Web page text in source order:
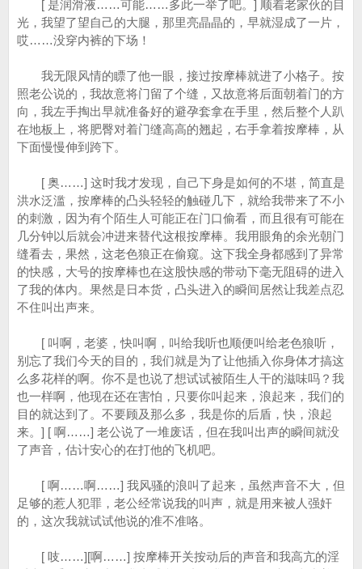
[ 是润滑液……可能……多此一举了吧。] 顺着老家伙的目
光，我望了望自己的大腿，那里亮晶晶的，早就湿成了一片，
哎……没穿内裤的下场！
我无限风情的瞟了他一眼，接过按摩棒就进了小格子。按
照老公说的，我故意将门留了个缝，又故意将后面朝着门的方
向，我左手掏出早就准备好的避孕套拿在手里，然后整个人趴
在地板上，将肥臀对着门缝高高的翘起，右手拿着按摩棒，从
下面慢慢伸到跨下。
[ 奥……] 这时我才发现，自己下身是如何的不堪，简直是
洪水泛滥，按摩棒的凸头轻轻的触碰几下，就给我带来了不小
的刺激，因为有个陌生人可能正在门口偷看，而且很有可能在
几分钟以后就会冲进来替代这根按摩棒。我用眼角的余光朝门
缝看去，果然，这老色狼正在偷窥。这下我全身都感到了异常
的快感，大号的按摩棒也在这股快感的带动下毫无阻碍的进入
了我的体内。果然是日本货，凸头进入的瞬间居然让我差点忍
不住叫出声来。
[ 叫啊，老婆，快叫啊，叫给我听也顺便叫给老色狼听，
别忘了我们今天的目的，我们就是为了让他插入你身体才搞这
么多花样的啊。你不是也说了想试试被陌生人干的滋味吗？我
也一样啊，他现在还在害怕，只要你叫起来，浪起来，我们的
目的就达到了。不要顾及那么多，我是你的后盾，快，浪起
来。] [ 啊……] 老公说了一堆废话，但在我叫出声的瞬间就没
了声音，估计安心的在打他的飞机吧。
[ 啊……啊……] 我风骚的浪叫了起来，虽然声音不大，但
足够的惹人犯罪，老公经常说我的叫声，就是用来被人强奸
的，这次我就试试他说的准不准咯。
[ 吱……][啊……] 按摩棒开关按动后的声音和我高亢的淫